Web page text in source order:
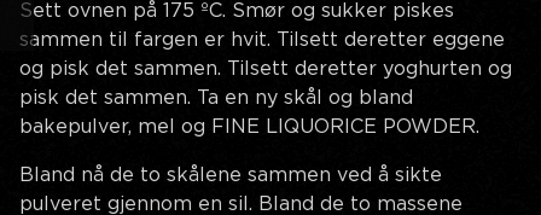
Sett ovnen på 175 ºC. Smør og sukker piskes
sammen til fargen er hvit. Tilsett deretter eggene
og pisk det sammen. Tilsett deretter yoghurten og
pisk det sammen. Ta en ny skål og bland
bakepulver, mel og FINE LIQUORICE POWDER.
Bland nå de to skålene sammen ved å sikte
pulveret gjennom en sil. Bland de to massene